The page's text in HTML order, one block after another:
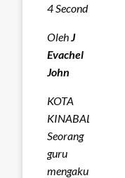
4 Second
Oleh J
Evachel
John
KOTA
KINABALU:
Seorang
guru
mengakui